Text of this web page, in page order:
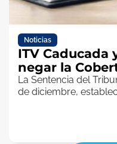
Noticias
ITV Caducada
negar la
La Sentencia del
de diciembre,